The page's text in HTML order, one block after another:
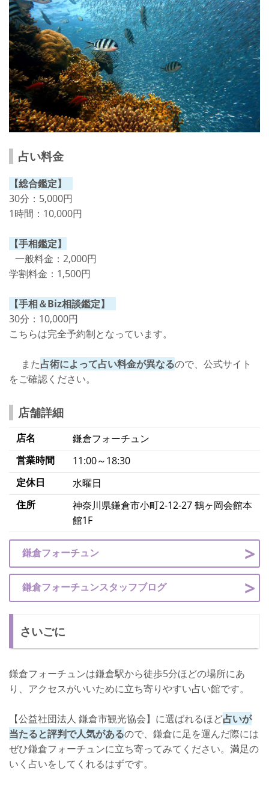
占い料金
【総合鑑定】
30分：5,000円
1時間：10,000円
【手相鑑定】
一般料金：2,000円
学割料金：1,500円
【手相＆Biz相談鑑定】
30分：10,000円
こちらは完全予約制となっています。
また占術によって占い料金が異なるので、公式サイト
をご確認ください。
店舗詳細
店名
鎌倉フォーチュン
営業時間
11:00～18:30
定休日
水曜日
住所
神奈川県鎌倉市小町2-12-27 鶴ヶ岡会館本
館1F
鎌倉フォーチュン
鎌倉フォーチュンスタッフブログ
さいごに
鎌倉フォーチュンは鎌倉駅から徒歩5分ほどの場所にあ
り、アクセスがいいために立ち寄りやすい占い館です。
【公益社団法人 鎌倉市観光協会】に選ばれるほど占いが
当たると評判で人気があるので、鎌倉に足を運んだ際には
ぜひ鎌倉フォーチュンに立ち寄ってみてください。満足の
いく占いをしてくれるはずです。